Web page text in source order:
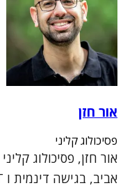
אור חזן
פסיכולוג קליני
אור חזן, פסיכולוג